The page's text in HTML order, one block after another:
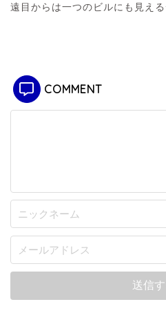
遠目からは一つのビルにも見え
COMMENT